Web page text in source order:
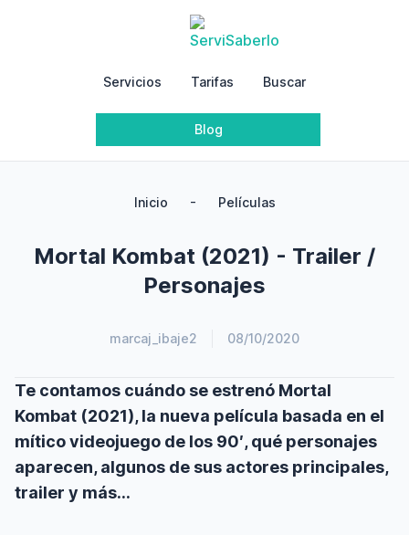
Servicios Tarifas Buscar
Blog
Inicio - Películas
Mortal Kombat (2021) - Trailer /
Personajes
marcaj_ibaje2 08/10/2020
Te contamos cuándo se estrenó Mortal
Kombat (2021), la nueva película basada en el
mítico videojuego de los 90′, qué personajes
aparecen, algunos de sus actores principales,
trailer y más…